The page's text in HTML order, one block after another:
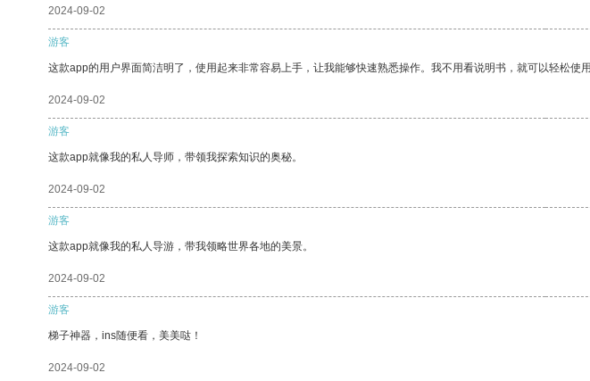
2024-09-02
游客
这款app的用户界面简洁明了，使用起来非常容易上手，让我能够快速熟悉操作。我不用看说明书，就可以轻松使用
2024-09-02
游客
这款app就像我的私人导师，带领我探索知识的奥秘。
2024-09-02
游客
这款app就像我的私人导游，带我领略世界各地的美景。
2024-09-02
游客
梯子神器，ins随便看，美美哒！
2024-09-02